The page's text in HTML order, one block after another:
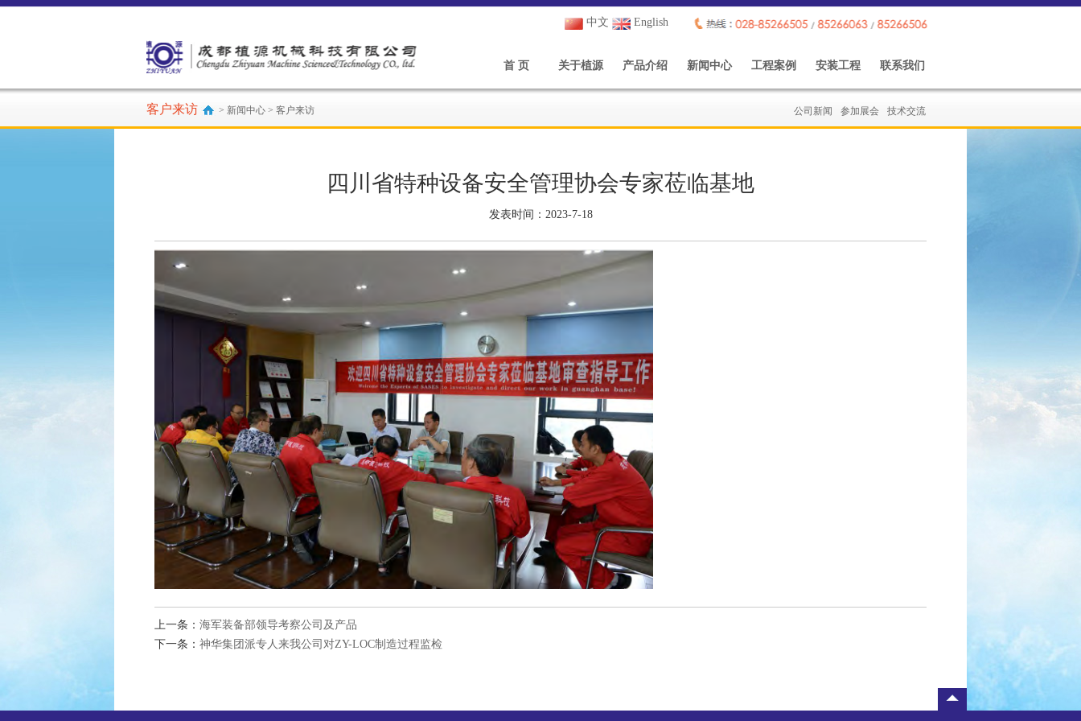
中文 English
首 页 关于植源 产品介绍 新闻中心 工程案例 安装工程 联系我们
客户来访 > 新闻中心 > 客户来访 公司新闻 参加展会 技术交流
四川省特种设备安全管理协会专家莅临基地
发表时间：2023-7-18
上一条： 海军装备部领导考察公司及产品
下一条： 神华集团派专人来我公司对ZY-LOC制造过程监检